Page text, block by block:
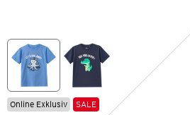
Online Exklusiv SALE